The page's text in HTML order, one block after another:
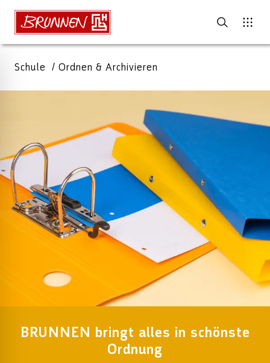
Schule Ordnen & Archivieren
BRUNNEN bringt alles in schönste
Ordnung